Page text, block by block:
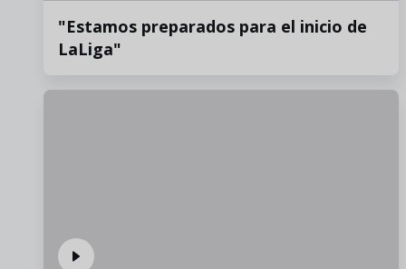
"Estamos preparados para el inicio de
LaLiga"